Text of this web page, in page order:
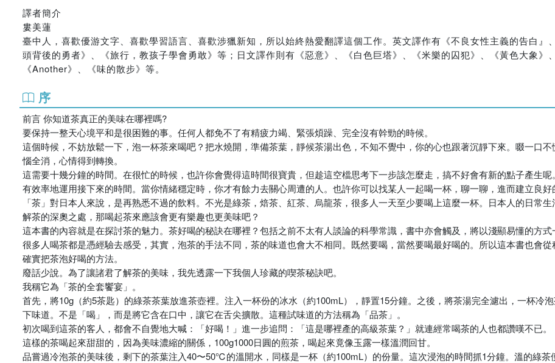
譯者簡介
婁美蓮
臺中人，喜歡優游文字、喜歡學習語言、喜歡涉獵新知，所以始終熱愛翻譯這個工作。英文譯作有《不良女性主義的告白』
頭背後的勇者》、《旅行，教孩子學會勇敢》等；日文譯作則有《惡意》、《白色巨塔》、《米樂的囚犯》、《黃色大象》
《Another》、《味的散步》等。
序
前言 你知道茶真正的美味在哪裡嗎?
要保持一整天心境平和是很困難的事。任何人都免不了有精疲力竭、緊張煩躁、完全沒有幹勁的時候。
這個時候，不妨放鬆一下，泡一杯茶來喝吧？把水燒開，準備茶葉，靜候茶湯出色，不知不覺中，你的心也跟著沉靜下來。啜一口
惱全消，心情得到轉換。
這需要十幾分鐘的時間。在很忙的時候，也許你會覺得這時間很寶貴，但趁這空檔思考下一步該怎麼走，搞不好會有新的點子產生
有效率地運用接下來的時間。當你情緒穩定時，你才有餘力去關心周遭的人。也許你可以找某人一起喝一杯，聊一聊，進而建立良好
「茶」對日本人來說，是再熟悉不過的飲料。不光是綠茶，焙茶、紅茶、烏龍茶，很多人一天至少要喝上這麼一杯。日本人的日常
解茶的深奧之處，那喝起茶來應該會更有樂趣也更美味吧？
這本書的內容就是在探討茶的魅力。茶好喝的秘訣在哪裡？包括之前不太有人談論的科學常識，書中亦會觸及，將以淺顯易懂的方式
很多人喝茶都是憑經驗去感受，其實，泡茶的手法不同，茶的味道也會大不相同。既然要喝，當然要喝最好喝的。所以這本書也會
確實把茶泡好喝的方法。
廢話少說。為了讓諸君了解茶的美味，我先透露一下我個人珍藏的喫茶秘訣吧。
我稱它為「茶的全套饗宴」。
首先，將10g（約5茶匙）的綠茶茶葉放進茶壺裡。注入一杯份的冰水（約100mL），靜置15分鐘。之後，將茶湯完全濾出，一杯冷
下味道。不是「喝」，而是將它含在口中，讓它在舌尖擴散。這種試味道的方法稱為「品茶」。
初次喝到這茶的客人，都會不自覺地大喊：「好喝！」進一步追問：「這是哪裡產的高級茶葉？」就連經常喝茶的人也都讚嘆不已。
這樣的茶喝起來甜甜的，因為美味濃縮的關係，100g1000日圓的煎茶，喝起來竟像玉露一樣溫潤回甘。
品嘗過冷泡茶的美味後，剩下的茶葉注入40〜50℃的溫開水，同樣是一杯（約100mL）的份量。這次浸泡的時間抓1分鐘。溫的綠茶